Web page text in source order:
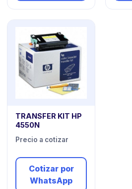
TRANSFER KIT HP
4550N
Precio a cotizar
Cotizar por
WhatsApp